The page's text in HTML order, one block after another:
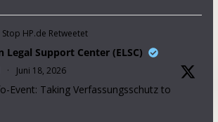
Stop HP.de Retweetet
Legal Support Center (ELSC)
· Juni 18, 2026
Event: Taking Verfassungsschutz to